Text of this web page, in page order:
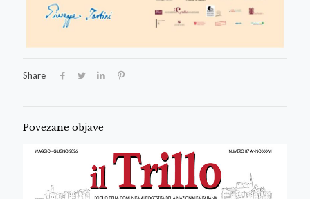
Share
Povezane objave